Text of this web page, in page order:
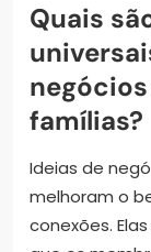
Quais
famílias?
Ideias de
melhoram o
conexões.